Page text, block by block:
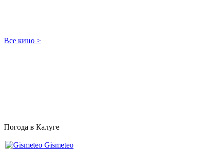
Все кино >
Погода в Калуге
Gismeteo